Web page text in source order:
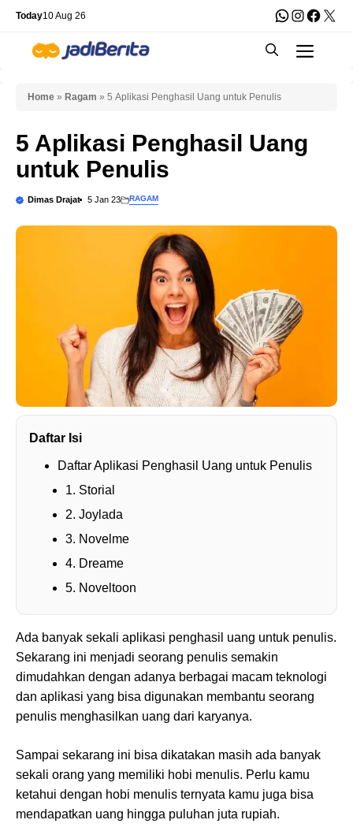
Skip
content
Today10 Aug 26 WhatsApp
X
Home » Ragam » 5 Aplikasi Penghasil Uang untuk Penulis
5 Aplikasi Penghasil Uang
untuk Penulis
Dimas Drajat 5 Jan 23 RAGAM
Daftar Isi
Daftar Aplikasi Penghasil Uang untuk Penulis
1. Storial
2. Joylada
3. Novelme
4. Dreame
5. Noveltoon
Ada banyak sekali aplikasi penghasil uang untuk penulis.
Sekarang ini menjadi seorang penulis semakin
dimudahkan dengan adanya berbagai macam teknologi
dan aplikasi yang bisa digunakan membantu seorang
penulis menghasilkan uang dari karyanya.
Sampai sekarang ini bisa dikatakan masih ada banyak
sekali orang yang memiliki hobi menulis. Perlu kamu
ketahui dengan hobi menulis ternyata kamu juga bisa
mendapatkan uang hingga puluhan juta rupiah.